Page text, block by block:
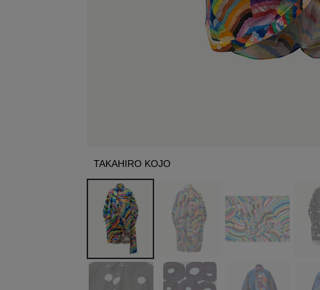
TAKAHIRO KOJO